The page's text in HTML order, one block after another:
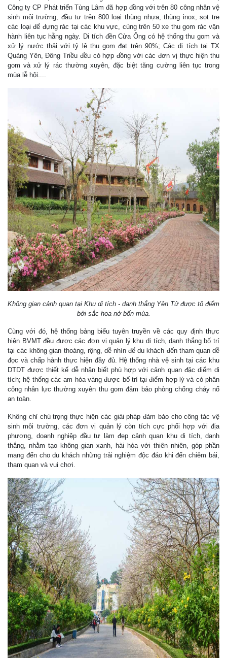
Công ty CP Phát triển Tùng Lâm đã hợp đồng với trên 80 công nhân vệ
sinh môi trường, đầu tư trên 800 loại thùng nhựa, thùng inox, sọt tre
các loại để đựng rác tại các khu vực, cùng trên 50 xe thu gom rác vận
hành liên tục hằng ngày. Di tích đền Cửa Ông có hệ thống thu gom và
xử lý nước thải với tỷ lệ thu gom đạt trên 90%; Các di tích tại TX
Quảng Yên, Đông Triều đều có hợp đồng với các đơn vị thực hiện thu
gom và xử lý rác thường xuyên, đặc biệt tăng cường liên tục trong
mùa lễ hội....
Không gian cảnh quan tại Khu di tích - danh thắng Yên Tử được tô điểm
bởi sắc hoa nở bốn mùa.
Cùng với đó, hệ thống bảng biểu tuyên truyền về các quy định thực
hiện BVMT đều được các đơn vị quản lý khu di tích, danh thắng bố trí
tại các không gian thoáng, rộng, dễ nhìn để du khách đến tham quan dễ
đọc và chấp hành thực hiện đầy đủ. Hệ thống nhà vệ sinh tại các khu
DTDT được thiết kế dễ nhận biết phù hợp với cảnh quan đặc diểm di
tích; hệ thống các am hóa vàng được bố trí tại điểm hợp lý và có phân
công nhân lực thường xuyên thu gom đảm bảo phòng chống cháy nổ
an toàn.
Không chỉ chú trọng thực hiện các giải pháp đảm bảo cho công tác vệ
sinh môi trường, các đơn vị quản lý còn tích cực phối hợp với địa
phương, doanh nghiệp đầu tư làm đẹp cảnh quan khu di tích, danh
thắng, nhằm tạo không gian xanh, hài hòa với thiên nhiên, góp phần
mang đến cho du khách những trải nghiệm độc đáo khi đến chiêm bái,
tham quan và vui chơi.